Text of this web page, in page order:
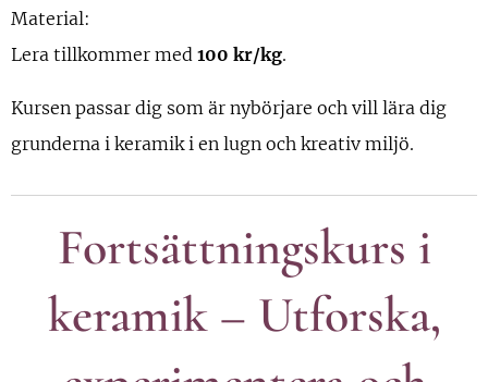
Material:
Lera tillkommer med 100 kr/kg.
Kursen passar dig som är nybörjare och vill lära dig
grunderna i keramik i en lugn och kreativ miljö.
Fortsättningskurs i
keramik – Utforska,